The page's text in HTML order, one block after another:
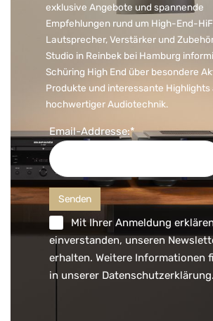
exklusive Angebote und spannende
Empfehlungen rund um High-End-
Lautsprecher, Verstärker und
Studio in Reinbek bei Hamburg
Schüring High End über besondere
Produkte und interessante Highlights
hochwertiger Audiotechnik.
Email-Addresse:*
Mit Ihrer Anmeldung
einverstanden, unseren
erhalten. Weitere Informationen
in unserer Datenschutzerklärung.